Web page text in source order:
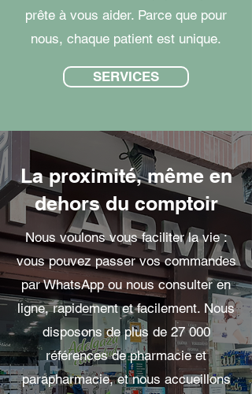
prête à vous aider. Parce que pour
nous, chaque patient est unique.
SERVICES
La proximité, même en
dehors du comptoir
Nous voulons vous faciliter la vie :
vous pouvez passer vos commandes
par WhatsApp ou nous consulter en
ligne, rapidement et facilement. Nous
disposons de plus de 27 000
références de pharmacie et
parapharmacie, et nous accueillons